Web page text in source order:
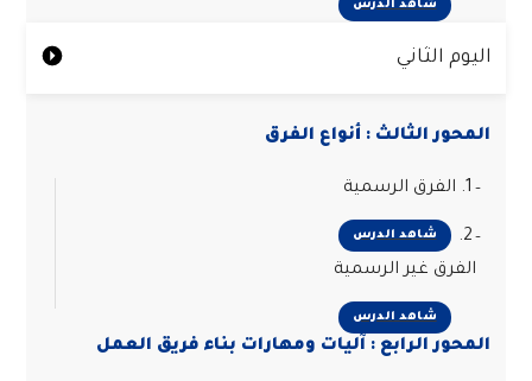
شاهد الدرس
اليوم الثاني
المحور الثالث : أنواع الفرق
شاهد الدرس
2.
الفرق غير الرسمية
شاهد الدرس
المحور الرابع : آليات ومهارات بناء فريق العمل